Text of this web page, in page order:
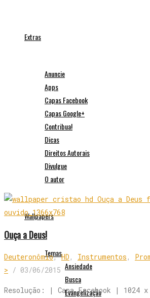
Extras
Anuncie
Apps
Capas Facebook
Capas Google+
Contribua!
Dicas
Direitos Autorais
Divulgue
O autor
Wallpapers
Temas
Ansiedade
Busca
Evangelização
Ouça a Deus!
Deuteronômio,HD , Instrumentos ,
> / 03/06/2015
Resolução: | Capa Facebook | 1024